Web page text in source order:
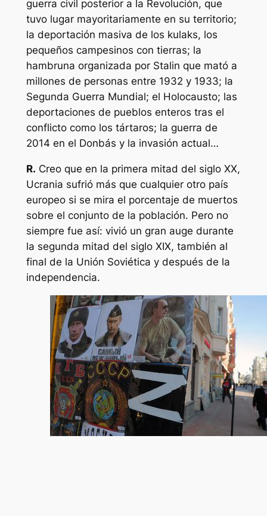
guerra civil posterior a la Revolución, que
tuvo lugar mayoritariamente en su territorio;
la deportación masiva de los kulaks, los
pequeños campesinos con tierras; la
hambruna organizada por Stalin que mató a
millones de personas entre 1932 y 1933; la
Segunda Guerra Mundial; el Holocausto; las
deportaciones de pueblos enteros tras el
conflicto como los tártaros; la guerra de
2014 en el Donbás y la invasión actual…
R. Creo que en la primera mitad del siglo XX,
Ucrania sufrió más que cualquier otro país
europeo si se mira el porcentaje de muertos
sobre el conjunto de la población. Pero no
siempre fue así: vivió un gran auge durante
la segunda mitad del siglo XIX, también al
final de la Unión Soviética y después de la
independencia.